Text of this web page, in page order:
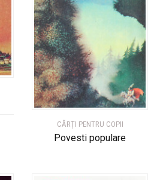
CĂRȚI PENTRU COPII
Povesti populare